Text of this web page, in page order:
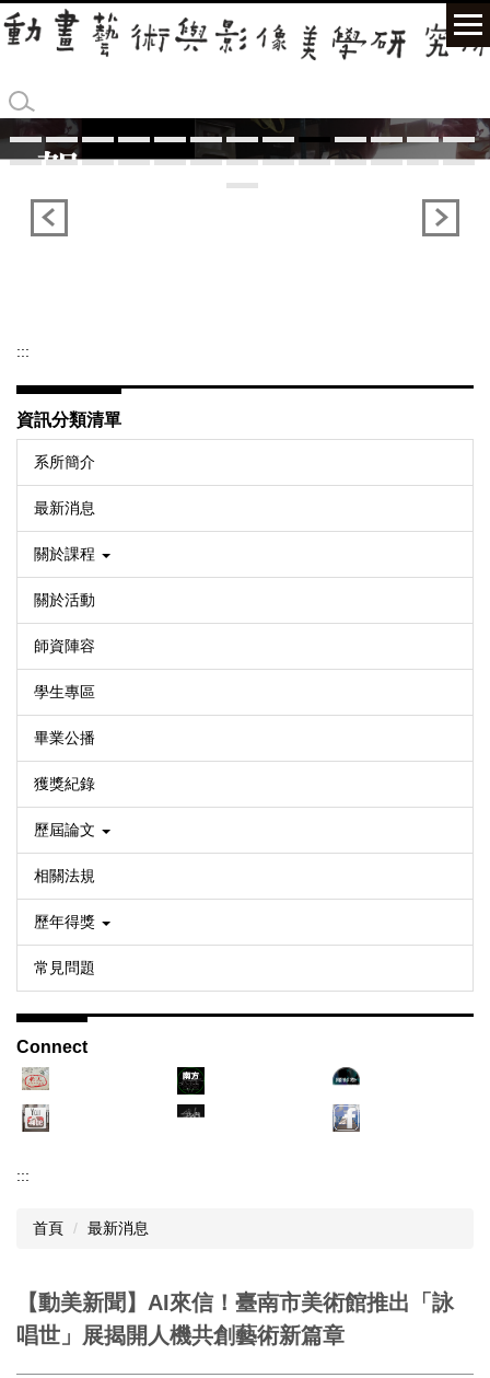
跳
到
內
:::
資訊分類清單
系所簡介
最新消息
關於課程
關於活動
師資陣容
學生專區
畢業公播
獲獎紀錄
歷屆論文
相關法規
歷年得獎
常見問題
Connect
:::
首頁 最新消息
【動美新聞】AI來信！臺南市美術館推出「詠
唱世」展揭開人機共創藝術新篇章